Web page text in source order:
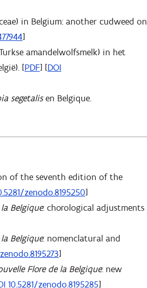
in Belgium: another cudweed on
]
amandelwolfsmelk) in het
[PDF] [DOI
segetalisen Belgique.
of the seventh edition of the
zenodo.8195250]
Belgique: chorological adjustments
Belgique: nomenclatural and
]
Flore de la Belgique: new
10.5281/zenodo.8195285]